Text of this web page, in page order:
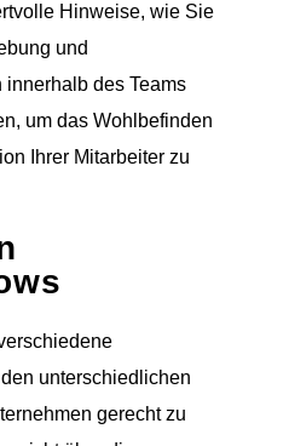
Hinweise, wie Sie
und
innerhalb des Teams
um das Wohlbefinden
Ihrer Mitarbeiter zu
unterschiedlichen
gerecht zu